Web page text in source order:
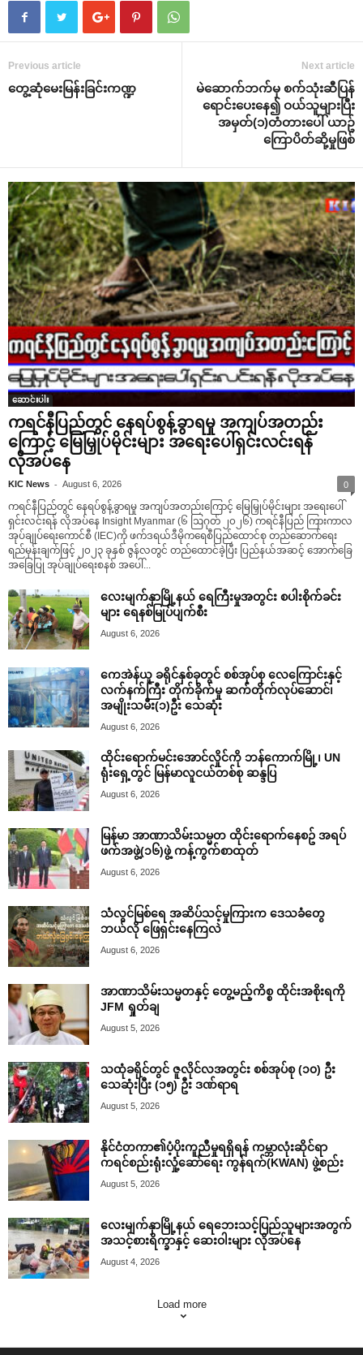
Previous article
တွေ့ဆုံမေးမြန်းခြင်းကဏ္ဍ
Next article
မဲဆောက်ဘက်မှ စက်သုံးဆီပြန်
ရောင်းပေးနေ၍ ဝယ်သူများပြီး
အမှတ်(၁)တံတားပေါ် ယာဥ်
ကြောပိတ်ဆို့မှုဖြစ်
ဆောင်းပါး
ကရင်နီပြည်တွင် နေရပ်စွန့်ခွာရမှု အကျပ်အတည်း
ကြောင့် မြေမြှုပ်မိုင်းများ အရေးပေါ်ရှင်းလင်းရန်
လိုအပ်နေ
KIC News - August 6, 2026 0
ကရင်နီပြည်တွင် နေရပ်စွန့်ခွာရမှု အကျပ်အတည်းကြောင့် မြေမြှုပ်မိုင်းများ အရေးပေါ်
ရှင်းလင်းရန် လိုအပ်နေ Insight Myanmar (၆ ဩဂုတ် ၂၀၂၆) ကရင်နီပြည် ကြားကာလ
အုပ်ချုပ်ရေးကောင်စီ (IEC)ကို ဖက်ဒရယ်ဒီမိုကရေစီပြည်ထောင်စု တည်ဆောက်ရေး
ရည်မှန်းချက်ဖြင့် ၂၀၂၃ ခုနှစ် ဇွန်လတွင် တည်ထောင်ခဲ့ပြီး ပြည်နယ်အဆင့် အောက်ခြေ
အခြေပြု အုပ်ချုပ်ရေးစနစ် အပေါ်...
လေးမျက်နှာမြို့နယ် ရေကြီးမှုအတွင်း စပါးစိုက်ခင်း
များ ရေနစ်မြုပ်ပျက်စီး
August 6, 2026
ကေအဲန်ယူ ခရိုင်နှစ်ခုတွင် စစ်အုပ်စု လေကြောင်းနှင့်
လက်နက်ကြီး တိုက်ခိုက်မှု ဆက်တိုက်လုပ်ဆောင်၊
အမျိုးသမီး(၁)ဦး သေဆုံး
August 6, 2026
ထိုင်းရောက်မင်းအောင်လှိုင်ကို ဘန်ကောက်မြို့၊ UN
ရုံးရှေ့တွင် မြန်မာလူငယ်တစ်စု ဆန္ဒပြ
August 6, 2026
မြန်မာ အာဏာသိမ်းသမ္မတ ထိုင်းရောက်နေစဥ် အရပ်
ဖက်အဖွဲ့(၁၆)ဖွဲ့ ကန့်ကွက်စာထုတ်
August 6, 2026
သံလွင်မြစ်ရေ အဆိပ်သင့်မှုကြားက ဒေသခံတွေ
ဘယ်လို ဖြေရှင်းနေကြလဲ
August 6, 2026
အာဏာသိမ်းသမ္မတနှင့် တွေ့မည့်ကိစ္စ ထိုင်းအစိုးရကို
JFM ရှုတ်ချ
August 5, 2026
သထုံခရိုင်တွင် ဇူလိုင်လအတွင်း စစ်အုပ်စု (၁၀) ဦး
သေဆုံးပြီး (၁၅) ဦး ဒဏ်ရာရ
August 5, 2026
နိုင်ငံတကာ၏ပံ့ပိုးကူညီမှုရရှိရန် ကမ္ဘာလုံးဆိုင်ရာ
ကရင်စည်းရုံးလှုံ့ဆော်ရေး ကွန်ရက်(KWAN) ဖွဲ့စည်း
August 5, 2026
လေးမျက်နှာမြို့နယ် ရေဘေးသင့်ပြည်သူများအတွက်
အသင့်စားရိက္ခာနှင့် ဆေးဝါးများ လိုအပ်နေ
August 4, 2026
Load more